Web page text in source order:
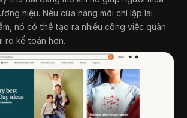
hiệu. Nếu cửa hàng mới chỉ lặp lại
nó có thể tạo ra nhiều công việc quản
ro kế toán hơn.